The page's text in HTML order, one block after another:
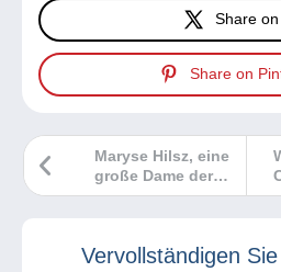
Share
Share on
Maryse Hilsz, eine
große Dame der
Aerophilatelie
Vervollständigen